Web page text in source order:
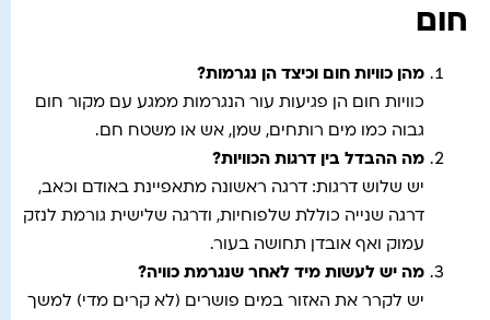
חום
מהן כוויות חום וכיצד הן נגרמות?
כוויות חום הן פגיעות עור הנגרמות ממגע עם מקור חום
גבוה כמו מים רותחים, שמן, אש או משטח חם.
מה ההבדל בין דרגות הכוויות?
יש שלוש דרגות: דרגה ראשונה מתאפיינת באודם וכאב,
דרגה שנייה כוללת שלפוחיות, ודרגה שלישית גורמת לנזק
עמוק ואף אובדן תחושה בעור.
מה יש לעשות מיד לאחר שנגרמת כוויה?
יש לקרר את האזור במים פושרים (לא קרים מדי) למשך